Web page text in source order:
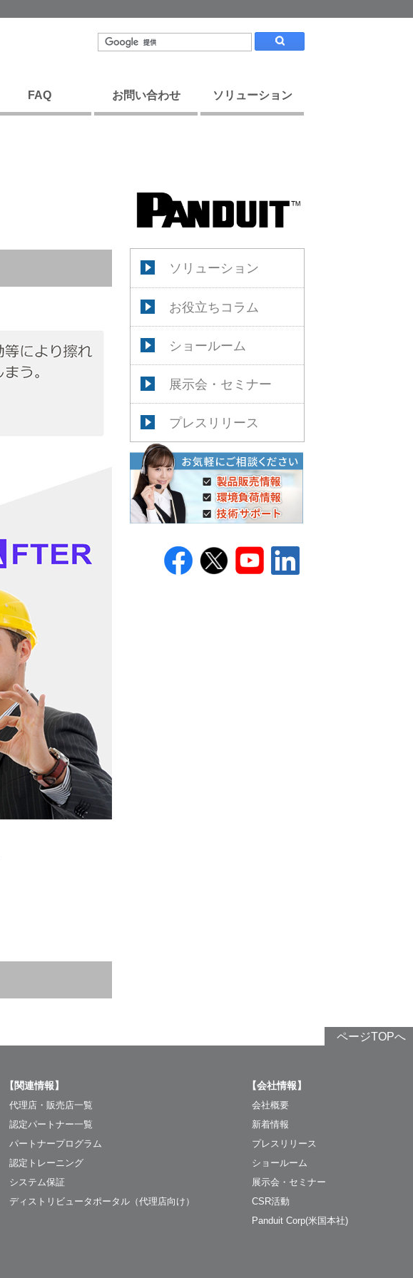
FAQ お問い合わせ ソリューション
ソリューション
お役立ちコラム
ショールーム
展示会・セミナー
プレスリリース
ページTOPへ
【関連情報】
代理店・販売店一覧
認定パートナー一覧
パートナープログラム
認定トレーニング
システム保証
ディストリビュータポータル（代理店向け）
【会社情報】
会社概要
新着情報
プレスリリース
ショールーム
展示会・セミナー
CSR活動
Panduit Corp(米国本社)